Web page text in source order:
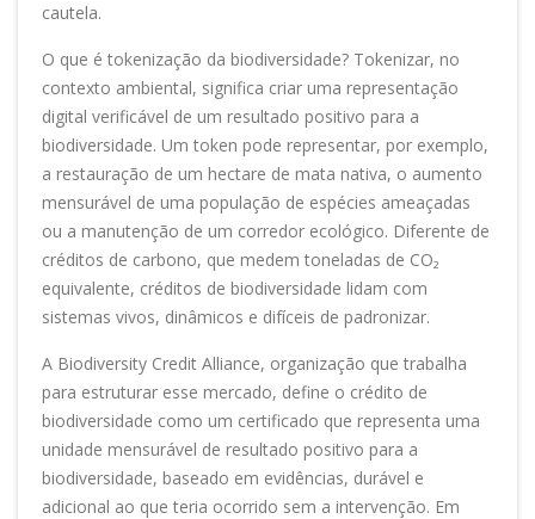
cautela.
O que é tokenização da biodiversidade? Tokenizar, no
contexto ambiental, significa criar uma representação
digital verificável de um resultado positivo para a
biodiversidade. Um token pode representar, por exemplo,
a restauração de um hectare de mata nativa, o aumento
mensurável de uma população de espécies ameaçadas
ou a manutenção de um corredor ecológico. Diferente de
créditos de carbono, que medem toneladas de CO₂
equivalente, créditos de biodiversidade lidam com
sistemas vivos, dinâmicos e difíceis de padronizar.
A Biodiversity Credit Alliance, organização que trabalha
para estruturar esse mercado, define o crédito de
biodiversidade como um certificado que representa uma
unidade mensurável de resultado positivo para a
biodiversidade, baseado em evidências, durável e
adicional ao que teria ocorrido sem a intervenção. Em